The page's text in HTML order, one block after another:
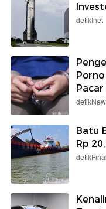
detikInet
Batu
Rp